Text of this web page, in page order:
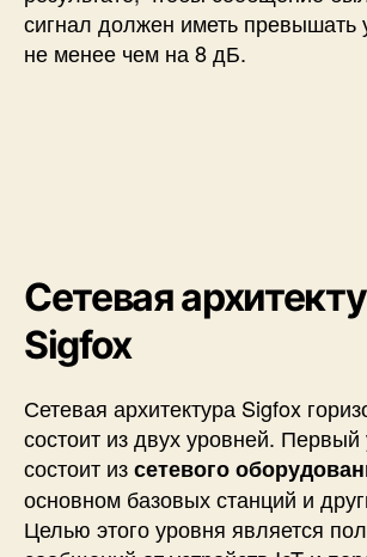
сигнал должен иметь превышать
не менее чем на 8 дБ.
Сетевая
Sigfox
Сетевая архитектура Sigfox
состоит из двух уровней. Первый
состоит изсетевого
основном базовых станций и
Целью этого уровня является